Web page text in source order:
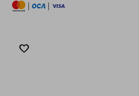
|
|